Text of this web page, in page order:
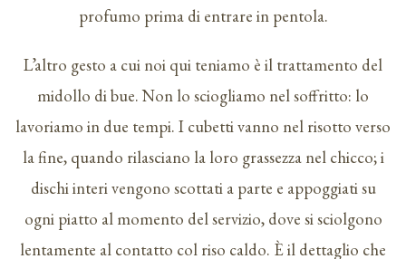
profumo prima di entrare in pentola.
L’altro gesto a cui noi qui teniamo è il trattamento del
midollo di bue. Non lo sciogliamo nel soffritto: lo
lavoriamo in due tempi. I cubetti vanno nel risotto verso
la fine, quando rilasciano la loro grassezza nel chicco; i
dischi interi vengono scottati a parte e appoggiati su
ogni piatto al momento del servizio, dove si sciolgono
lentamente al contatto col riso caldo. È il dettaglio che